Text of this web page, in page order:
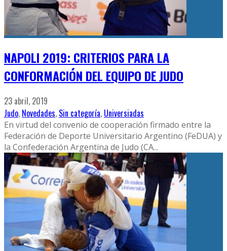
NAPOLI 2019: CRITERIOS PARA LA
CONFORMACIÓN DEL EQUIPO DE JUDO
23 abril, 2019
Judo, Novedades, Sin categoría, Universiadas
En virtud del convenio de cooperación firmado entre la
Federación de Deporte Universitario Argentino (FeDUA) y
la Confederación Argentina de Judo (CA...